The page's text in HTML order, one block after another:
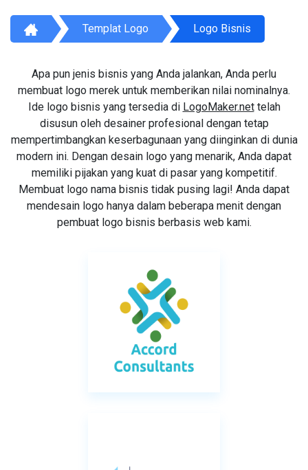
Templat Logo Logo Bisnis
Apa pun jenis bisnis yang Anda jalankan, Anda perlu
membuat logo merek untuk memberikan nilai nominalnya.
Ide logo bisnis yang tersedia di LogoMaker.nettelah
disusun oleh desainer profesional dengan tetap
mempertimbangkan keserbagunaan yang diinginkan di dunia
modern ini. Dengan desain logo yang menarik, Anda dapat
memiliki pijakan yang kuat di pasar yang kompetitif.
Membuat logo nama bisnis tidak pusing lagi! Anda dapat
mendesain logo hanya dalam beberapa menit dengan
pembuat logo bisnis berbasis web kami.